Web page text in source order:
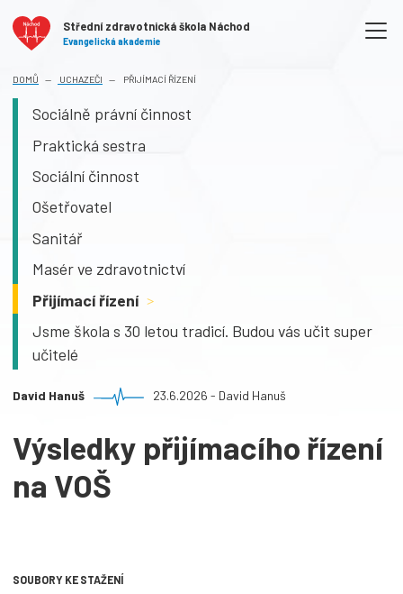
Střední zdravotnická škola Náchod
Evangelická akademie
DOMŮ UCHAZEČI PŘIJÍMACÍ ŘÍZENÍ
Sociálně právní činnost
Praktická sestra
Sociální činnost
Ošetřovatel
Sanitář
Masér ve zdravotnictví
Přijímací řízení >
Jsme škola s 30 letou tradicí. Budou vás učit super
učitelé
David Hanuš 23.6.2026 - David Hanuš
Výsledky přijímacího řízení
na VOŠ
SOUBORY KE STAŽENÍ